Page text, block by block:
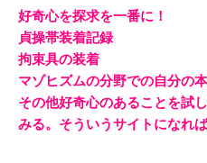
好奇心を探求を一番に！
貞操帯装着記録
拘束具の装着
マゾヒズムの分野での自分の
その他好奇心のあることを試
みる。そういうサイトになれ